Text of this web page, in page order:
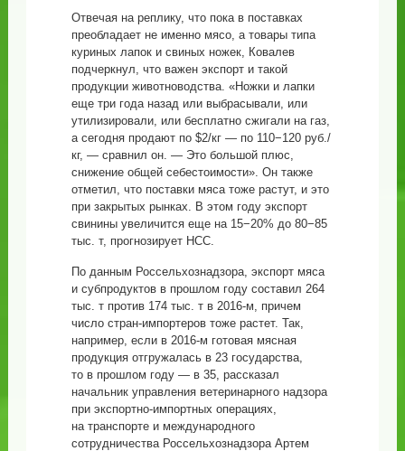
Отвечая на реплику, что пока в поставках
преобладает не именно мясо, а товары типа
куриных лапок и свиных ножек, Ковалев
подчеркнул, что важен экспорт и такой
продукции животноводства. «Ножки и лапки
еще три года назад или выбрасывали, или
утилизировали, или бесплатно сжигали на газ,
а сегодня продают по $2/кг — по 110−120 руб./
кг, — сравнил он. — Это большой плюс,
снижение общей себестоимости». Он также
отметил, что поставки мяса тоже растут, и это
при закрытых рынках. В этом году экспорт
свинины увеличится еще на 15−20% до 80−85
тыс. т, прогнозирует НСС.
По данным Россельхознадзора, экспорт мяса
и субпродуктов в прошлом году составил 264
тыс. т против 174 тыс. т в 2016-м, причем
число стран-импортеров тоже растет. Так,
например, если в 2016-м готовая мясная
продукция отгружалась в 23 государства,
то в прошлом году — в 35, рассказал
начальник управления ветеринарного надзора
при экспортно-импортных операциях,
на транспорте и международного
сотрудничества Россельхознадзора Артем